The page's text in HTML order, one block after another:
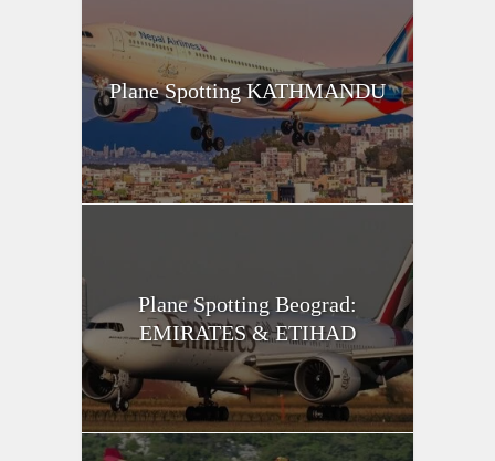
Plane Spotting KATHMANDU
Plane Spotting Beograd:
EMIRATES & ETIHAD